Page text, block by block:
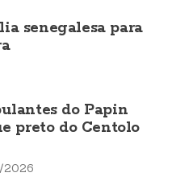
senegalesa para
do Papin
preto do Centolo
2026